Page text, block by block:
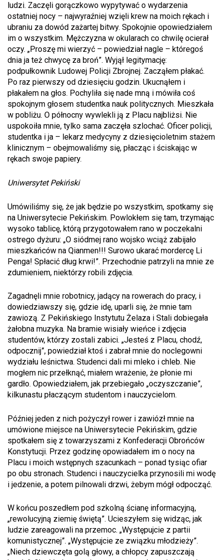
ludzi. Zaczęli gorączkowo wypytywać o wydarzenia
ostatniej nocy – najwyraźniej wzięli krew na moich rękach i
ubraniu za dowód zażartej bitwy. Spokojnie opowiedziałem
im o wszystkim. Mężczyzna w okularach co chwilę ocierał
oczy. „Proszę mi wierzyć – powiedział nagle – któregoś
dnia ja też chwycę za broń”. Wyjął legitymację:
podpułkownik Ludowej Policji Zbrojnej. Zacząłem płakać.
Po raz pierwszy od dziesięciu godzin. Ukucnąłem i
płakałem na głos. Pochyliła się nade mną i mówiła coś
spokojnym głosem studentka nauk politycznych. Mieszkała
w pobliżu. O północny wywlekli ją z Placu najbliżsi. Nie
uspokoiła mnie, tylko sama zaczęła szlochać. Oficer policji,
studentka i ja – lekarz medycyny z dziesięcioletnim stażem
klinicznym – obejmowaliśmy się, płacząc i ściskając w
rękach swoje papiery.
Uniwersytet Pekiński
Umówiliśmy się, że jak będzie po wszystkim, spotkamy się
na Uniwersytecie Pekińskim. Powlokłem się tam, trzymając
wysoko tablicę, którą przygotowałem rano w poczekalni
ostrego dyżuru: „O siódmej rano wojsko wciąż zabijało
mieszkańców na Qianmen!!! Surowo ukarać mordercę Li
Penga! Spłacić dług krwi!”. Przechodnie patrzyli na mnie ze
zdumieniem, niektórzy robili zdjęcia.
Zagadnęli mnie robotnicy, jadący na rowerach do pracy, i
dowiedziawszy się, gdzie idę, uparli się, że mnie tam
zawiozą. Z Pekińskiego Instytutu Żelaza i Stali dobiegała
żałobna muzyka. Na bramie wisiały wieńce i zdjęcia
studentów, którzy zostali zabici. „Jesteś z Placu, chodź,
odpocznij”, powiedział ktoś i zabrał mnie do noclegowni
wydziału leśnictwa. Studenci dali mi mleko i chleb. Nie
mogłem nic przełknąć, miałem wrażenie, że płonie mi
gardło. Opowiedziałem, jak przebiegało „oczyszczanie”,
kilkunastu płaczącym studentom i nauczycielom.
Później jeden z nich pożyczył rower i zawiózł mnie na
umówione miejsce na Uniwersytecie Pekińskim, gdzie
spotkałem się z towarzyszami z Konfederacji Obrońców
Konstytucji. Przez godzinę opowiadałem im o nocy na
Placu i moich wstępnych szacunkach – ponad tysiąc ofiar
po obu stronach. Studenci i nauczycielka przynosili mi wodę
i jedzenie, a potem pilnowali drzwi, żebym mógł odpocząć.
W końcu poszedłem pod szkolną ścianę informacyjną,
„rewolucyjną ziemię świętą”. Ucieszyłem się widząc, jak
ludzie zareagowali na przemoc. „Występujcie z partii
komunistycznej”. „Występujcie ze związku młodzieży”.
„Niech dziewczęta golą głowy, a chłopcy zapuszczają